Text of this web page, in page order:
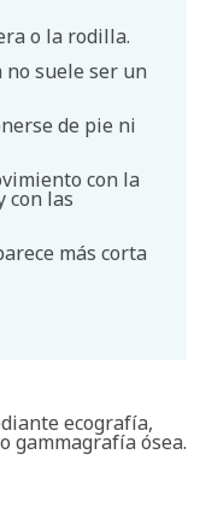
o la rodilla.
no suele ser un
de pie ni
con la
con las
más corta
ecografía,
gammagrafía ósea.